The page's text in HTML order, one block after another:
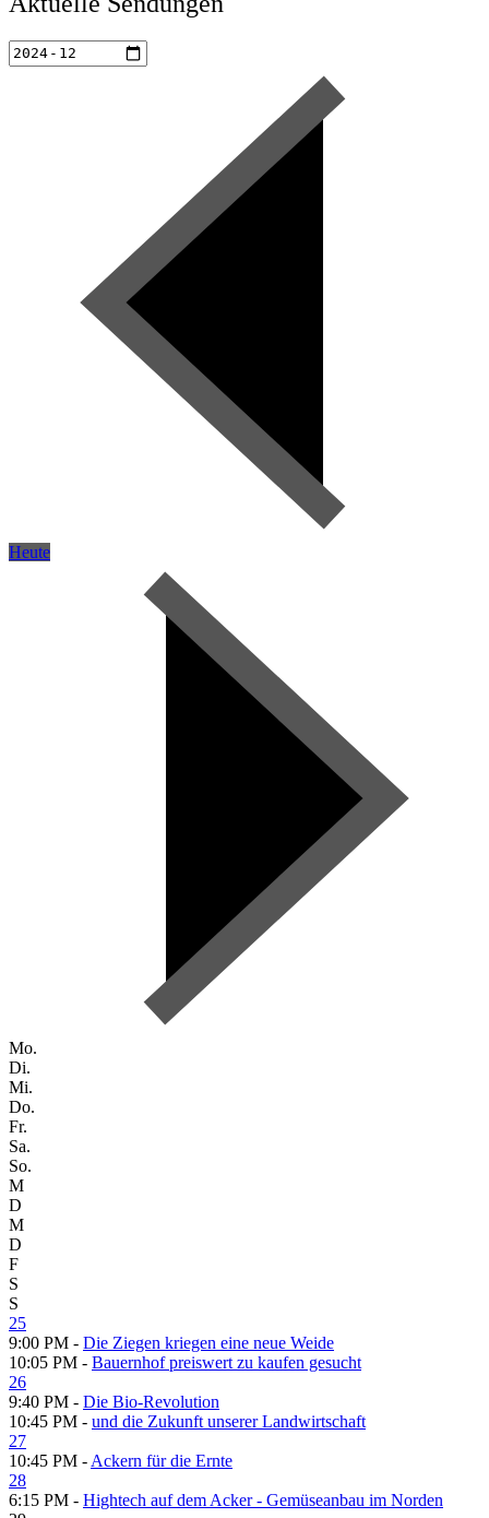
Heute
Mo.
Di.
Mi.
Do.
Fr.
Sa.
So.
M
D
M
D
F
S
S
25
9:00 PM - Die Ziegen kriegen eine neue Weide
10:05 PM - Bauernhof preiswert zu kaufen gesucht
26
9:40 PM - Die Bio-Revolution
10:45 PM - und die Zukunft unserer Landwirtschaft
27
10:45 PM - Ackern für die Ernte
28
6:15 PM - Hightech auf dem Acker - Gemüseanbau im Norden